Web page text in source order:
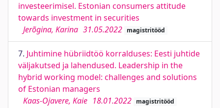
investeerimisel. Estonian consumers attitude
towards investment in securities
Jerõgina, Karina 31.05.2022 magistritööd
7. Juhtimine hübriidtöö korralduses: Eesti juhtide
väljakutsed ja lahendused. Leadership in the
hybrid working model: challenges and solutions
of Estonian managers
Kaas-Ojavere, Kaie 18.01.2022 magistritööd